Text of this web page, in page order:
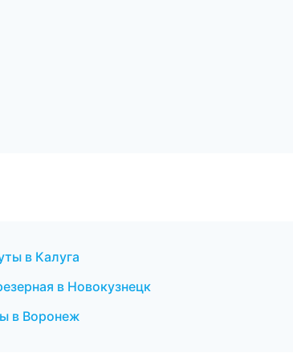
в Калуга
в Новокузнецк
в Воронеж